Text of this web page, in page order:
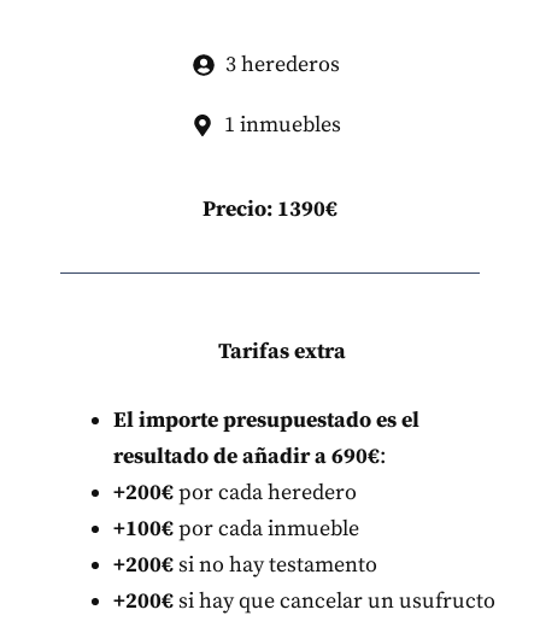
3 herederos
1 inmuebles
Precio: 1390€
Tarifas extra
El importe presupuestado es el
resultado de añadir a 690€:
+200€por cada heredero
+100€por cada inmueble
+200€si no hay testamento
+200€si hay que cancelar un usufructo